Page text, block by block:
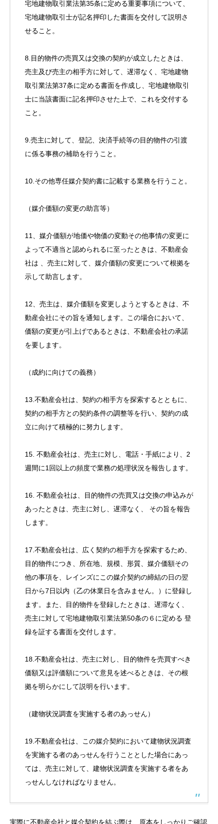
宅地建物取引業法第35条に定める重要事項について、
宅地建物取引士が記名押印した書面を交付して説明さ
せること。
8.目的物件の売買又は交換の契約が成立したときは、
売主及び売主の相手方に対して、遅滞なく、宅地建物
取引業法第37条に定める書面を作成し、宅地建物取引
士に当該書面に記名押印させた上で、これを交付する
こと。
9.売主に対して、登記、決済手続等の目的物件の引渡
に係る事務の補助を行うこと。
10.その他専任媒介契約書に記載する業務を行うこと。
（媒介価額の変更の助言等）
11、媒介価額が地価や物価の変動その他事情の変更に
よって不適当と認められるに至ったときは、不動産会
社は 、売主に対して、媒介価額の変更について根拠を
示して助言します。
12、売主は、媒介価額を変更しようとするときは、不
動産会社にその旨を通知します。この場合において、
価額の変更が引上げであるときは、不動産会社の承諾
を要します。
（成約に向けての義務）
13.不動産会社は、契約の相手方を探索するとともに、
契約の相手方との契約条件の調整等を行い、契約の成
立に向けて積極的に努力します。
15. 不動産会社は、売主に対し、電話・手紙により、2
週間に1回以上の頻度で業務の処理状況を報告します。
16. 不動産会社は、目的物件の売買又は交換の申込みが
あったときは、売主に対し、遅滞なく、 その旨を報告
します。
17.不動産会社は、広く契約の相手方を探索するため、
目的物件につき、所在地、規模、形質、媒介価額その
他の事項を、レインズにこの媒介契約の締結の日の翌
日から7日以内（乙の休業日を含みません。）に登録し
ます。また、目的物件を登録したときは、遅滞なく、
売主に対して宅地建物取引業法第50条の６に定める 登
録を証する書面を交付します。
18.不動産会社は、売主に対し、目的物件を売買すべき
価額又は評価額について意見を述べるときは、その根
拠を明らかにして説明を行います。
（建物状況調査を実施する者のあっせん）
19.不動産会社は、この媒介契約において建物状況調査
を実施する者のあっせんを行うこととした場合にあっ
ては、売主に対して、建物状況調査を実施する者をあ
っせんしなければなりません。
実際に不動産会社と媒介契約を結ぶ際は、原本をしっかりご確認